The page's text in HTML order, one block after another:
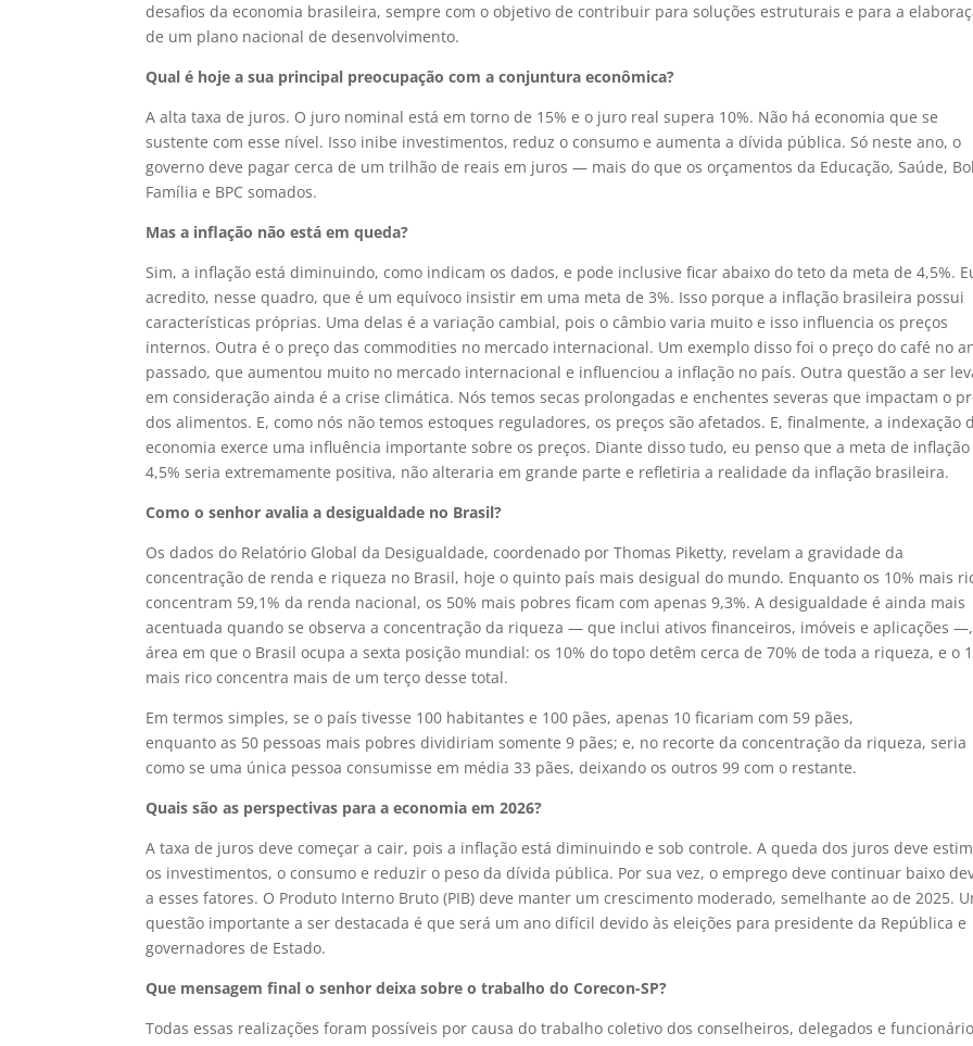
desafios da economia brasileira, sempre com o objetivo de contribuir para soluções estruturais e para a
de um plano nacional de desenvolvimento.
Qual é hoje a sua principal preocupação com a conjuntura econômica?
A alta taxa de juros. O juro nominal está em torno de 15% e o juro real supera 10%. Não há economia que se
sustente com esse nível. Isso inibe investimentos, reduz o consumo e aumenta a dívida pública. Só neste ano, o
governo deve pagar cerca de um trilhão de reais em juros — mais do que os orçamentos da Educação, Saúde,
Família e BPC somados.
Mas a inflação não está em queda?
Sim, a inflação está diminuindo, como indicam os dados, e pode inclusive ficar abaixo do teto da meta de 4,5%.
acredito, nesse quadro, que é um equívoco insistir em uma meta de 3%. Isso porque a inflação brasileira possui
características próprias. Uma delas é a variação cambial, pois o câmbio varia muito e isso influencia os preços
internos. Outra é o preço das commodities no mercado internacional. Um exemplo disso foi o preço do café no
passado, que aumentou muito no mercado internacional e influenciou a inflação no país. Outra questão a ser
em consideração ainda é a crise climática. Nós temos secas prolongadas e enchentes severas que impactam o
dos alimentos. E, como nós não temos estoques reguladores, os preços são afetados. E, finalmente, a indexação
economia exerce uma influência importante sobre os preços. Diante disso tudo, eu penso que a meta de inflação
4,5% seria extremamente positiva, não alteraria em grande parte e refletiria a realidade da inflação brasileira.
Como o senhor avalia a desigualdade no Brasil?
Os dados do Relatório Global da Desigualdade, coordenado por Thomas Piketty, revelam a gravidade da
concentração de renda e riqueza no Brasil, hoje o quinto país mais desigual do mundo. Enquanto os 10% mais
concentram 59,1% da renda nacional, os 50% mais pobres ficam com apenas 9,3%. A desigualdade é ainda mais
acentuada quando se observa a concentração da riqueza — que inclui ativos financeiros, imóveis e aplicações —,
área em que o Brasil ocupa a sexta posição mundial: os 10% do topo detêm cerca de 70% de toda a riqueza, e o
mais rico concentra mais de um terço desse total.
Em termos simples, se o país tivesse 100 habitantes e 100 pães, apenas 10 ficariam com 59 pães,
enquanto as 50 pessoas mais pobres dividiriam somente 9 pães; e, no recorte da concentração da riqueza, seria
como se uma única pessoa consumisse em média 33 pães, deixando os outros 99 com o restante.
Quais são as perspectivas para a economia em 2026?
A taxa de juros deve começar a cair, pois a inflação está diminuindo e sob controle. A queda dos juros deve
os investimentos, o consumo e reduzir o peso da dívida pública. Por sua vez, o emprego deve continuar baixo
a esses fatores. O Produto Interno Bruto (PIB) deve manter um crescimento moderado, semelhante ao de 2025.
questão importante a ser destacada é que será um ano difícil devido às eleições para presidente da República e
governadores de Estado.
Que mensagem final o senhor deixa sobre o trabalho do Corecon-SP?
Todas essas realizações foram possíveis por causa do trabalho coletivo dos conselheiros, delegados e